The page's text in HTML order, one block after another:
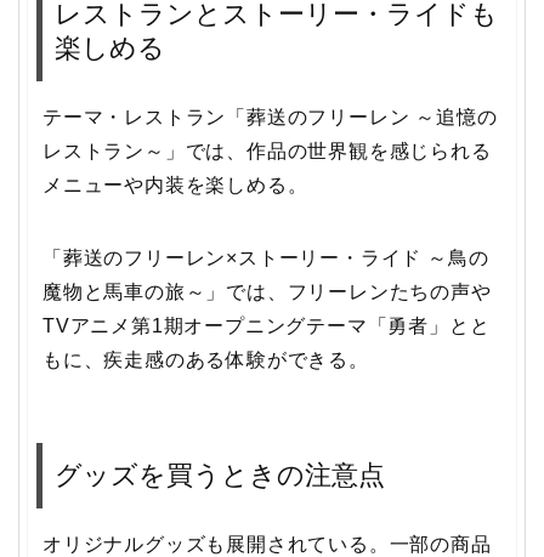
レストランとストーリー・ライドも
楽しめる
テーマ・レストラン「葬送のフリーレン ～追憶の
レストラン～」では、作品の世界観を感じられる
メニューや内装を楽しめる。
「葬送のフリーレン×ストーリー・ライド ～鳥の
魔物と馬車の旅～」では、フリーレンたちの声や
TVアニメ第1期オープニングテーマ「勇者」とと
もに、疾走感のある体験ができる。
グッズを買うときの注意点
オリジナルグッズも展開されている。一部の商品